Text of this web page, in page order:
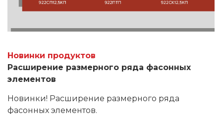
Новинки продуктов
Расширение размерного ряда фасонных
элементов
Новинки! Расширение размерного ряда
фасонных элементов.